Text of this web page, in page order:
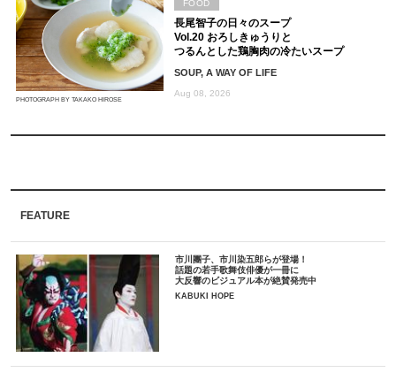
PHOTOGRAPH BY TAKAKO HIROSE
長尾智子の日々のスープ
Vol.20 おろしきゅうりと
つるんとした鶏胸肉の冷たいスープ
SOUP, A WAY OF LIFE
Aug 08, 2026
FOOD
FEATURE
市川團子、市川染五郎らが登場！
話題の若手歌舞伎俳優が一冊に
大反響のビジュアル本が絶賛発売中
KABUKI HOPE